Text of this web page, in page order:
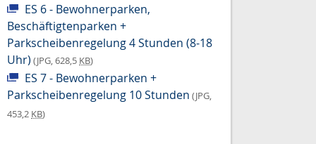
ES 6 - Bewohnerparken,
Beschäftigtenparken +
Parkscheibenregelung 4 Stunden (8-18
Uhr) (JPG, 628,5 KB)
ES 7 - Bewohnerparken +
Parkscheibenregelung 10 Stunden (JPG,
453,2 KB)